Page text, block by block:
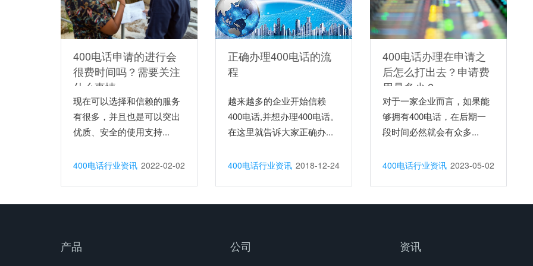
400电话申请的进行会
很费时间吗？需要关注
什么事情
现在可以选择和信赖的服务
有很多，并且也是可以突出
优质、安全的使用支持...
400电话行业资讯 2022-02-02
正确办理400电话的流
程
越来越多的企业开始信赖
400电话,并想办理400电话。
在这里就告诉大家正确办...
400电话行业资讯 2018-12-24
400电话办理在申请之
后怎么打出去？申请费
用是多少？
对于一家企业而言，如果能
够拥有400电话，在后期一
段时间必然就会有众多...
400电话行业资讯 2023-05-02
产品 公司 资讯